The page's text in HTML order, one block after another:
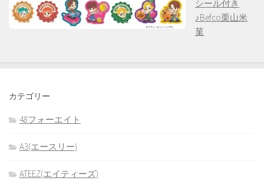
シール付き
♪Befco栗山米
菓
カテゴリー
48フォーエイト
A3(エースリー)
ATEEZ(エイティーズ)